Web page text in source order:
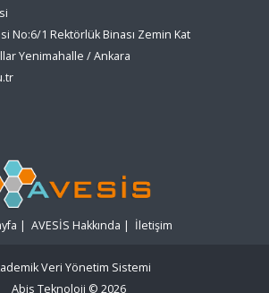
No:6/1 Rektörlük Binası Zemin Kat
Yenimahalle / Ankara
| AVESİS Hakkında | İletişim
Veri Yönetim Sistemi
Abis Teknoloji © 2026